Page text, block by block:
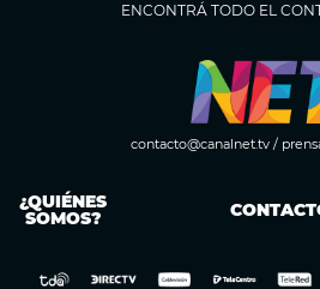
ENCONTRÁ TODO EL
contacto@canalnet.tv/
¿QUIÉNES
SOMOS?